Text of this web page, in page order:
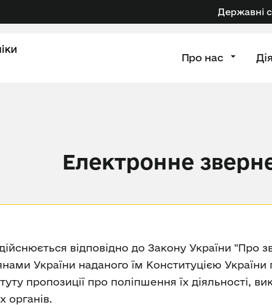
Державні
Про нас
Електронне
відповідно до Закону України
України наданого їм Конституцією
пропозиції про поліпшення їх діяльності,
органів.